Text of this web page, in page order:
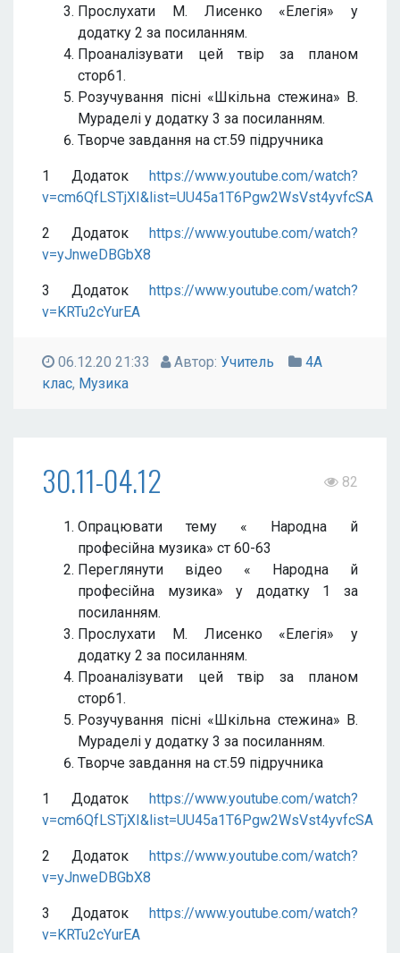
Прослухати М. Лисенко «Елегія» у
додатку 2 за посиланням.
Проаналізувати цей твір за планом
стор61.
Розучування пісні «Шкільна стежина» В.
Мураделі у додатку 3 за посиланням.
Творче завдання на ст.59 підручника
1 Додаток https://www.youtube.com/watch?
v=cm6QfLSTjXI&list=UU45a1T6Pgw2WsVst4yvfcSA
2 Додаток https://www.youtube.com/watch?
v=yJnweDBGbX8
3 Додаток https://www.youtube.com/watch?
v=KRTu2cYurEA
06.12.20 21:33 Автор: Учитель
4А
клас, Музика
30.11-04.12 82
Опрацювати тему « Народна й
професійна музика» ст 60-63
Переглянути відео « Народна й
професійна музика» у додатку 1 за
посиланням.
Прослухати М. Лисенко «Елегія» у
додатку 2 за посиланням.
Проаналізувати цей твір за планом
стор61.
Розучування пісні «Шкільна стежина» В.
Мураделі у додатку 3 за посиланням.
Творче завдання на ст.59 підручника
1 Додаток https://www.youtube.com/watch?
v=cm6QfLSTjXI&list=UU45a1T6Pgw2WsVst4yvfcSA
2 Додаток https://www.youtube.com/watch?
v=yJnweDBGbX8
3 Додаток https://www.youtube.com/watch?
v=KRTu2cYurEA